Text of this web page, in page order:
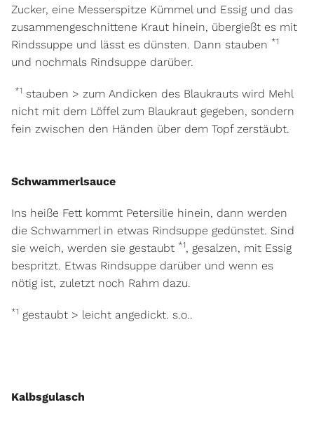
Zucker, eine Messerspitze Kümmel und Essig und das
zusammengeschnittene Kraut hinein, übergießt es mit
Rindssuppe und lässt es dünsten. Dann stauben*1
und nochmals Rindsuppe darüber.
*1 stauben > zum Andicken des Blaukrauts wird Mehl
nicht mit dem Löffel zum Blaukraut gegeben, sondern
fein zwischen den Händen über dem Topf zerstäubt.
Schwammerlsauce
Ins heiße Fett kommt Petersilie hinein, dann werden
die Schwammerl in etwas Rindsuppe gedünstet. Sind
sie weich, werden sie gestaubt*1, gesalzen, mit Essig
bespritzt. Etwas Rindsuppe darüber und wenn es
nötig ist, zuletzt noch Rahm dazu.
*1 gestaubt > leicht angedickt. s.o..
Kalbsgulasch